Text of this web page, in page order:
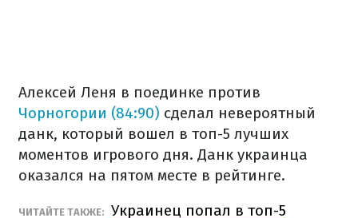
Алексей Леня в поединке против
Чорногории (84:90) сделал невероятный
данк, который вошел в топ-5 лучших
моментов игрового дня. Данк украинца
оказался на пятом месте в рейтинге.
ЧИТАЙТЕ ТАКЖЕ: Украинец попал в топ-5